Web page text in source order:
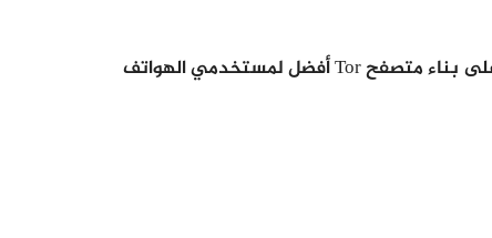
ونتيجة لذلك ، أمضى مشروع Tor بضع سنوات في العمل على بناء متصفح Tor أفضل لمستخدمي الهواتف